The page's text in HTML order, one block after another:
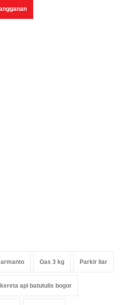
armanto Gas 3 kg Parkir liar
api batutulis bogor